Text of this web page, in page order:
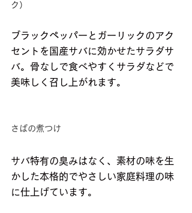
ク）
ブラックペッパーとガーリックのアク
セントを国産サバに効かせたサラダサ
バ。骨なしで食べやすくサラダなどで
美味しく召し上がれます。
さばの煮つけ
サバ特有の臭みはなく、素材の味を生
かした本格的でやさしい家庭料理の味
に仕上げています。